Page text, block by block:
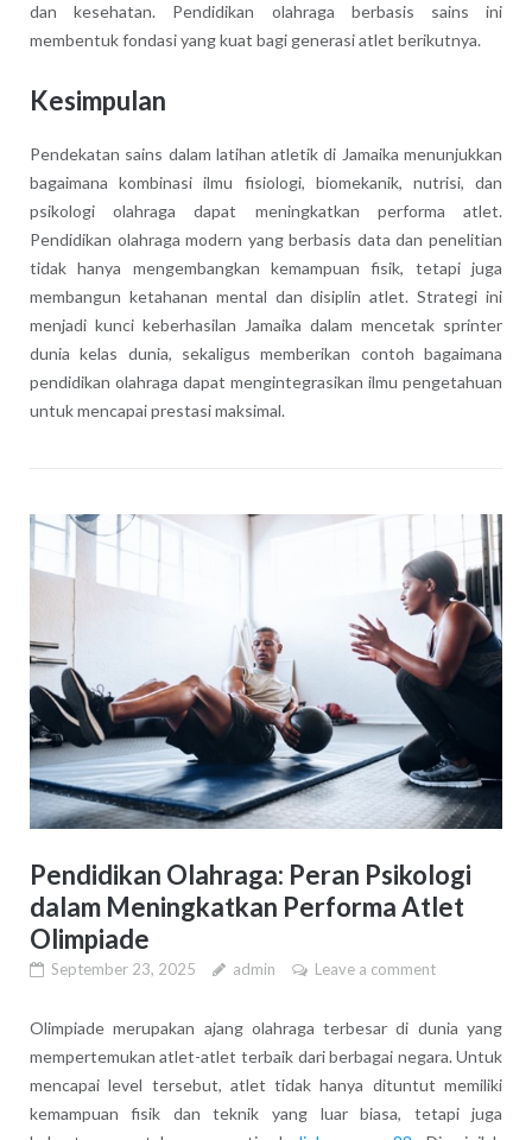
dan kesehatan. Pendidikan olahraga berbasis sains ini
membentuk fondasi yang kuat bagi generasi atlet berikutnya.
Kesimpulan
Pendekatan sains dalam latihan atletik di Jamaika menunjukkan
bagaimana kombinasi ilmu fisiologi, biomekanik, nutrisi, dan
psikologi olahraga dapat meningkatkan performa atlet.
Pendidikan olahraga modern yang berbasis data dan penelitian
tidak hanya mengembangkan kemampuan fisik, tetapi juga
membangun ketahanan mental dan disiplin atlet. Strategi ini
menjadi kunci keberhasilan Jamaika dalam mencetak sprinter
dunia kelas dunia, sekaligus memberikan contoh bagaimana
pendidikan olahraga dapat mengintegrasikan ilmu pengetahuan
untuk mencapai prestasi maksimal.
Pendidikan Olahraga: Peran Psikologi
dalam Meningkatkan Performa Atlet
Olimpiade
September 23, 2025 admin Leave a comment
Olimpiade merupakan ajang olahraga terbesar di dunia yang
mempertemukan atlet-atlet terbaik dari berbagai negara. Untuk
mencapai level tersebut, atlet tidak hanya dituntut memiliki
kemampuan fisik dan teknik yang luar biasa, tetapi juga